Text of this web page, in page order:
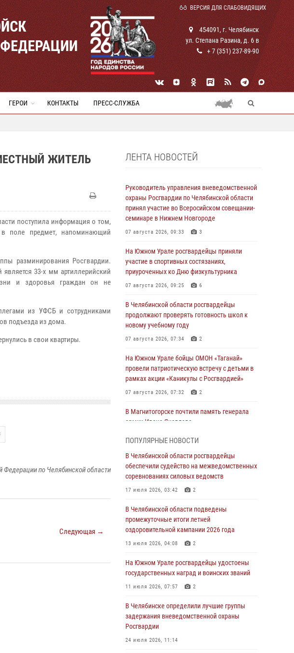
ВЕРСИЯ ДЛЯ СЛАБОВИДЯЩИХ
454091, г. Челябинск
ул. Степана Разина, д. 6 в
+ 7 (351) 237-89-90
ГЕРОИ КОНТАКТЫ ПРЕСС-СЛУЖБА
ЖИТЕЛЬ
поступила информация о том,
поле предмет, напоминающий
разминирования Росгвардии.
33-х мм артиллерийский
и здоровья граждан он не
из УФСБ и сотрудниками
подъезда из дома.
в свои квартиры.
Федерации по Челябинской области
Следующая →
ЛЕНТА НОВОСТЕЙ
Руководитель управления вневедомственной
охраны Росгвардии по Челябинской области
принял участие во Всеросийском совещании-
семинаре в Нижнем Новгороде
07 августа 2026, 09:33 3
На Южном Урале росгвардейцы приняли
участие в спортивных состязаниях,
приуроченных ко Дню физкультурника
07 августа 2026, 09:25 6
В Челябинской области росгвардейцы
продолжают проверять готовность школ к
новому учебному году
07 августа 2026, 07:34 2
На Южном Урале бойцы ОМОН «Таганай»
провели патриотическую встречу с детьми в
рамках акции «Каникулы с Росгвардией»
07 августа 2026, 07:32 2
В Магнитогорске почтили память генерала
армии Ивана Яковлева
В Магнитогорске сотрудники Росгвардии
задержали рецидивиста за хищение алкоголя
из супермаркета
05 августа 2026, 06:06
На Южном Урале спецназ Росгвардии провел
военно-полевые сборы для кадетов
04 августа 2026, 10:03 1
воров в Челябинске
04 августа 2026, 10:00
задержали подозреваемого в совершении
убийства
03 августа 2026, 11:41
ПОПУЛЯРНЫЕ НОВОСТИ
В Челябинской области росгвардейцы
обеспечили судейство на межведомственных
соревнованиях силовых ведомств
17 июля 2026, 03:42 2
В Челябинской области подведены
промежуточные итоги летней
оздоровительной кампании 2026 года
13 июля 2026, 04:08 2
На Южном Урале росгвардейцы удостоены
государственных наград и воинских званий
11 июля 2026, 07:57 2
В Челябинске определили лучшие группы
задержания вневедомственной охраны
Росгвардии
24 июля 2026, 11:14